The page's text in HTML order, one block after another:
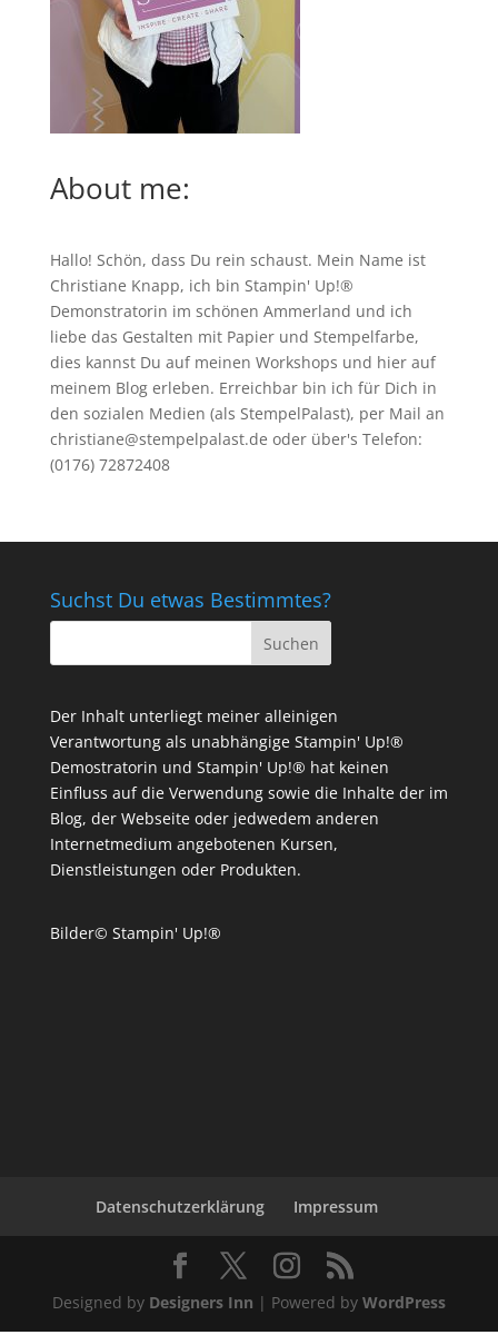
About me:
Hallo! Schön, dass Du rein schaust. Mein Name ist
Christiane Knapp, ich bin Stampin' Up!®
Demonstratorin im schönen Ammerland und ich
liebe das Gestalten mit Papier und Stempelfarbe,
dies kannst Du auf meinen Workshops und hier auf
meinem Blog erleben. Erreichbar bin ich für Dich in
den sozialen Medien (als StempelPalast), per Mail an
christiane@stempelpalast.de oder über's Telefon:
(0176) 72872408
Suchst Du etwas Bestimmtes?
Der Inhalt unterliegt meiner alleinigen
Verantwortung als unabhängige Stampin' Up!®
Demostratorin und Stampin' Up!® hat keinen
Einfluss auf die Verwendung sowie die Inhalte der im
Blog, der Webseite oder jedwedem anderen
Internetmedium angebotenen Kursen,
Dienstleistungen oder Produkten.
Bilder© Stampin' Up!®
Datenschutzerklärung Impressum
Designed by Designers Inn | Powered by WordPress